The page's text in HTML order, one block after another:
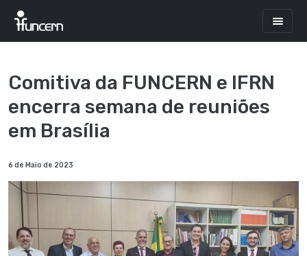
Comitiva da FUNCERN e IFRN
encerra semana de reuniões
em Brasília
6 de Maio de 2023